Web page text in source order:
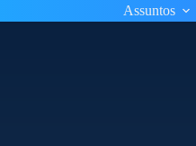
Assuntos